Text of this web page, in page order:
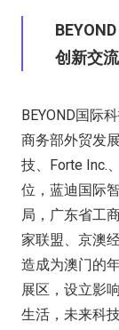
创新交
BEYOND国际
商务部外贸发
技、Forte Inc.
位，蓝迪国际
局，广东省工
家联盟、京澳
造成为澳门的
展区，设立影
生活，未来科